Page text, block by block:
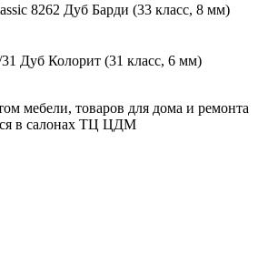
8262 Дуб Барди (33 класс, 8 мм)
Дуб Колорит (31 класс, 6 мм)
мебели, товаров для дома и ремонта
в салонах ТЦ ЦДМ